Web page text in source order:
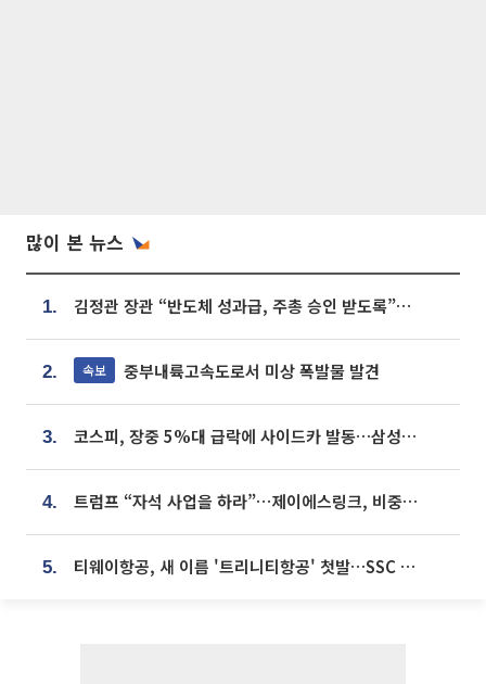
많이 본 뉴스
1. 김정관 장관 “반도체 성과급, 주총 승인 받도록”…상법·자본시장법 개정 시사
2. 속보 중부내륙고속도로서 미상 폭발물 발견
3. 코스피, 장중 5%대 급락에 사이드카 발동…삼성·SK 동반 폭락
4. 트럼프 “자석 사업을 하라”…제이에스링크, 비중국 영구자석 공급망 구축 속도
5. 티웨이항공, 새 이름 '트리니티항공' 첫발…SSC 전략 본격화